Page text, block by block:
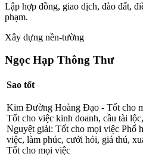
Lập hợp đồng, giao dịch, đào đất,
phạm.
Xây dựng nền-tường
Ngọc Hạp Thông Thư
Sao tốt
Kim Đường Hoàng Đạo - Tốt cho
Tốt cho việc kinh doanh, cầu tài
Nguyệt giải: Tốt cho mọi việc Phổ
việc, làm phúc, cưới hỏi, giá thú,
Tốt cho mọi việc